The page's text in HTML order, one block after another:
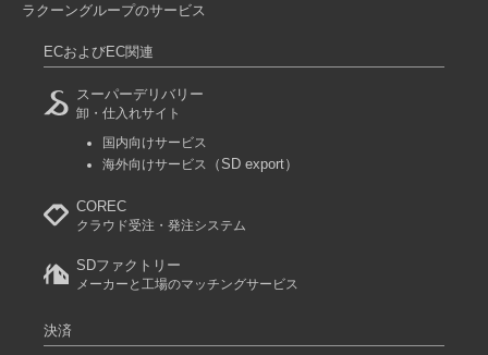
ラクーングループのサービス
ECおよびEC関連
スーパーデリバリー
卸・仕入れサイト
国内向けサービス
海外向けサービス
（SD export）
COREC
クラウド受注・発注システム
SDファクトリー
メーカーと工場のマッチングサービス
決済